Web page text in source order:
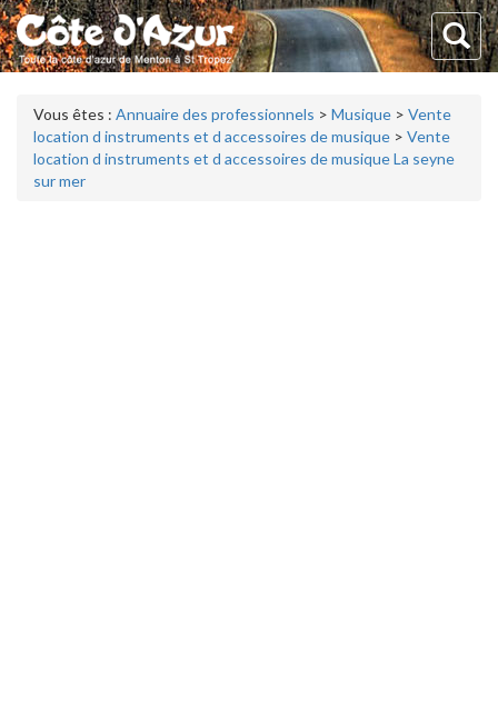
Vous êtes : Annuaire des professionnels > Musique > Vente
location d instruments et d accessoires de musique > Vente
location d instruments et d accessoires de musique La seyne
sur mer